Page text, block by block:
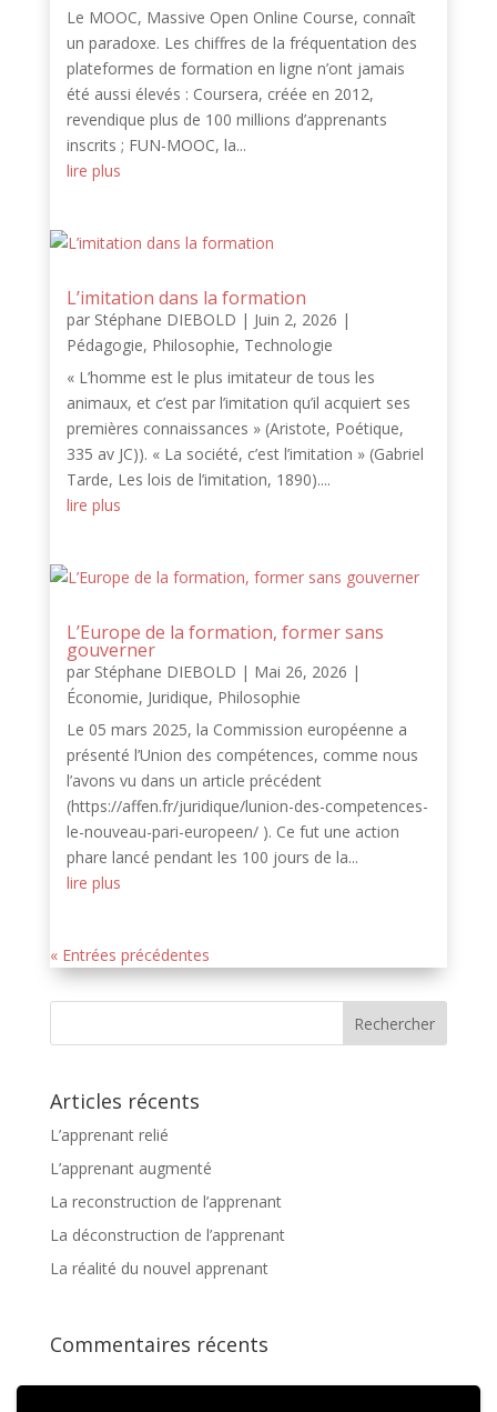
Le MOOC, Massive Open Online Course, connaît
un paradoxe. Les chiffres de la fréquentation des
plateformes de formation en ligne n’ont jamais
été aussi élevés : Coursera, créée en 2012,
revendique plus de 100 millions d’apprenants
inscrits ; FUN-MOOC, la...
lire plus
L’imitation dans la formation
par Stéphane DIEBOLD | Juin 2, 2026 |
Pédagogie, Philosophie, Technologie
« L’homme est le plus imitateur de tous les
animaux, et c’est par l’imitation qu’il acquiert ses
premières connaissances » (Aristote, Poétique,
335 av JC)). « La société, c’est l’imitation » (Gabriel
Tarde, Les lois de l’imitation, 1890)....
lire plus
L’Europe de la formation, former sans
gouverner
par Stéphane DIEBOLD | Mai 26, 2026 |
Économie, Juridique, Philosophie
Le 05 mars 2025, la Commission européenne a
présenté l’Union des compétences, comme nous
l’avons vu dans un article précédent
(https://affen.fr/juridique/lunion-des-competences-
le-nouveau-pari-europeen/ ). Ce fut une action
phare lancé pendant les 100 jours de la...
lire plus
« Entrées précédentes
Articles récents
L’apprenant relié
L’apprenant augmenté
La reconstruction de l’apprenant
La déconstruction de l’apprenant
La réalité du nouvel apprenant
Commentaires récents